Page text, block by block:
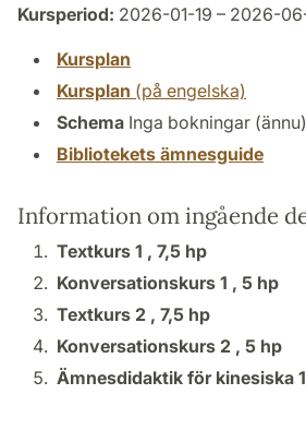
Kursperiod: 2026-01-19 – 2026-
Kursplan
Kursplan (på engelska)
Schema Inga bokningar (ännu)
Bibliotekets ämnesguide
Information om ingående
Textkurs 1 , 7,5 hp
Konversationskurs 1 , 5 hp
Textkurs 2 , 7,5 hp
Konversationskurs 2 , 5 hp
Ämnesdidaktik för kinesiska